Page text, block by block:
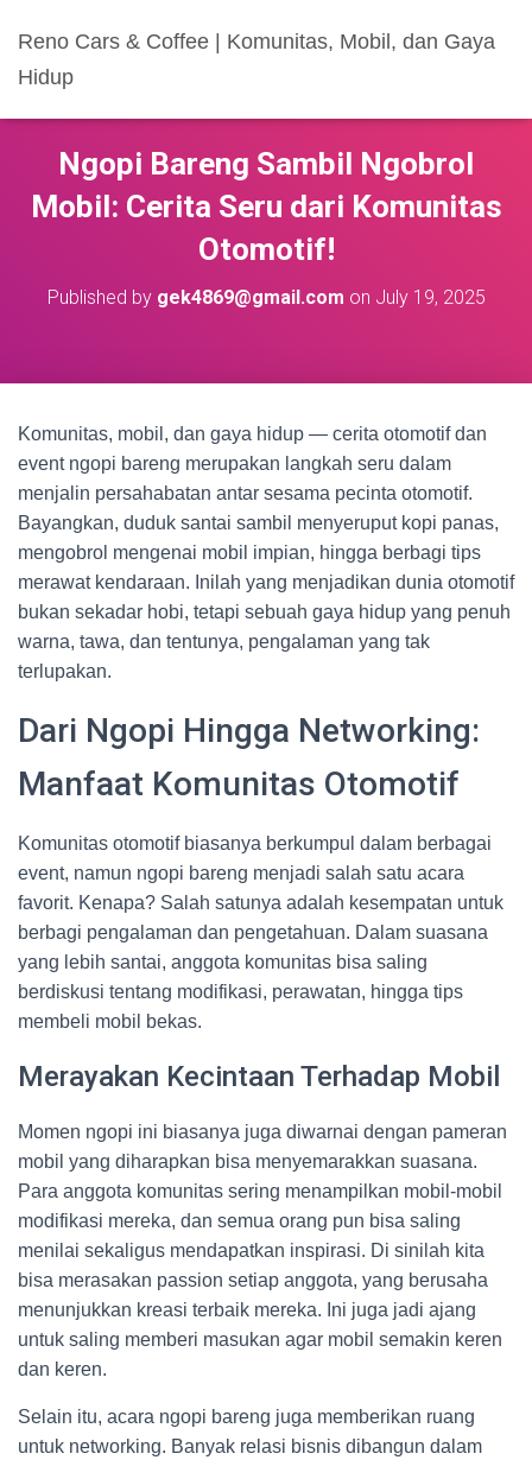
Reno Cars & Coffee | Komunitas, Mobil, dan Gaya
Hidup
Ngopi Bareng Sambil Ngobrol
Mobil: Cerita Seru dari Komunitas
Otomotif!
Published by gek4869@gmail.com on July 19, 2025
Komunitas, mobil, dan gaya hidup — cerita otomotif dan
event ngopi bareng merupakan langkah seru dalam
menjalin persahabatan antar sesama pecinta otomotif.
Bayangkan, duduk santai sambil menyeruput kopi panas,
mengobrol mengenai mobil impian, hingga berbagi tips
merawat kendaraan. Inilah yang menjadikan dunia otomotif
bukan sekadar hobi, tetapi sebuah gaya hidup yang penuh
warna, tawa, dan tentunya, pengalaman yang tak
terlupakan.
Dari Ngopi Hingga Networking:
Manfaat Komunitas Otomotif
Komunitas otomotif biasanya berkumpul dalam berbagai
event, namun ngopi bareng menjadi salah satu acara
favorit. Kenapa? Salah satunya adalah kesempatan untuk
berbagi pengalaman dan pengetahuan. Dalam suasana
yang lebih santai, anggota komunitas bisa saling
berdiskusi tentang modifikasi, perawatan, hingga tips
membeli mobil bekas.
Merayakan Kecintaan Terhadap Mobil
Momen ngopi ini biasanya juga diwarnai dengan pameran
mobil yang diharapkan bisa menyemarakkan suasana.
Para anggota komunitas sering menampilkan mobil-mobil
modifikasi mereka, dan semua orang pun bisa saling
menilai sekaligus mendapatkan inspirasi. Di sinilah kita
bisa merasakan passion setiap anggota, yang berusaha
menunjukkan kreasi terbaik mereka. Ini juga jadi ajang
untuk saling memberi masukan agar mobil semakin keren
dan keren.
Selain itu, acara ngopi bareng juga memberikan ruang
untuk networking. Banyak relasi bisnis dibangun dalam